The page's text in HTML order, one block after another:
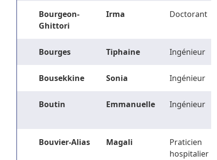
Bourgeon-
Ghittori
Irma Doctorant
Bourges Tiphaine Ingénieur
Bousekkine Sonia Ingénieur
Boutin Emmanuelle Ingénieur
Bouvier-Alias Magali
Praticien
hospitalier